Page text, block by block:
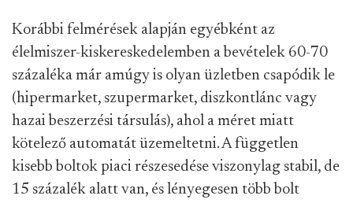
Korábbi felmérések alapján egyébként az
élelmiszer-kiskereskedelemben a bevételek 60-70
százaléka már amúgy is olyan üzletben csapódik le
(hipermarket, szupermarket, diszkontlánc vagy
hazai beszerzési társulás), ahol a méret miatt
kötelező automatát üzemeltetni. A független
kisebb boltok piaci részesedése viszonylag stabil, de
15 százalék alatt van, és lényegesen több bolt